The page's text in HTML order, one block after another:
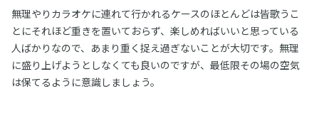
無理やりカラオケに連れて行かれるケースのほとんどは皆歌うこ
とにそれほど重きを置いておらず、楽しめればいいと思っている
人ばかりなので、あまり重く捉え過ぎないことが大切です。無理
に盛り上げようとしなくても良いのですが、最低限その場の空気
は保てるように意識しましょう。